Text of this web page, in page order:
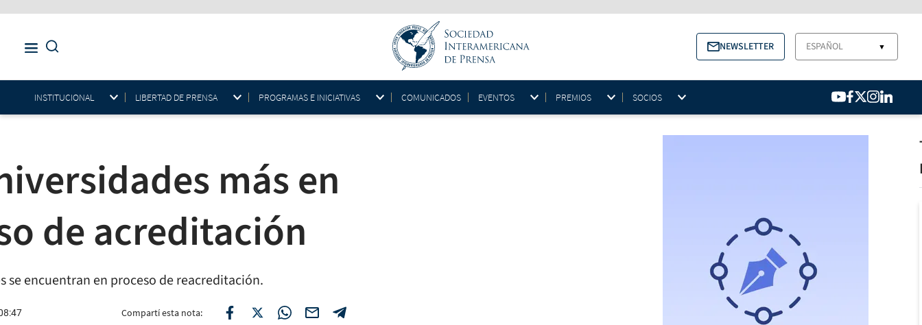
NEWSLETTER ESPAÑOL ▼
INSTITUCIONAL LIBERTAD DE PRENSA PROGRAMAS E INICIATIVAS COMUNICADOS EVENTOS PREMIOS SOCIOS
más en
de acreditación
se encuentran en proceso de reacreditación.
Compartí esta nota: